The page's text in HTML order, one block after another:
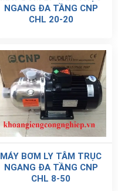
NGANG ĐA TẦNG CNP
CHL 20-20
MÁY BƠM LY TÂM TRỤC
NGANG ĐA TẦNG CNP
CHL 8-50